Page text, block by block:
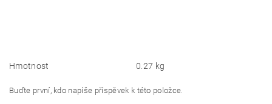
Hmotnost 0.27 kg
Buďte první, kdo napíše příspěvek k této položce.